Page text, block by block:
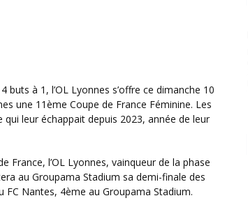
une 11ème Coupe de France Féminine. Les
leur échappait depuis 2023, année de leur
au Groupama Stadium sa demi-finale des
Nantes, 4ème au Groupama Stadium.